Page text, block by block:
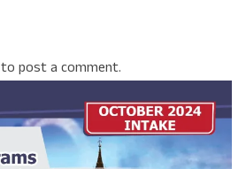
to post a comment.